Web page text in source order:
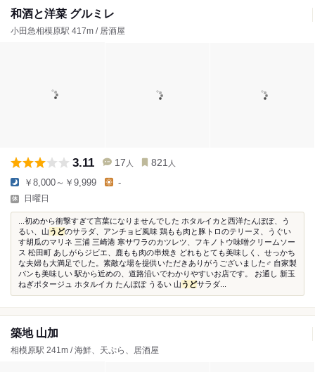
和酒と洋菜 グルミレ
小田急相模原駅 417m / 居酒屋
3.11 17 人 821 人
￥8,000～￥9,999 -
日曜日
...初めから衝撃すぎて言葉になりませんでした ホタルイカと西洋たんぽぽ、う
るい、山うどのサラダ、アンチョビ風味 鶏もも肉と豚トロのテリーヌ、うぐい
す胡瓜のマリネ 三浦 三崎港 寒サワラのカツレツ、フキノトウ味噌クリームソー
ス 松田町 あしがらジビエ、鹿もも肉の串焼き どれもとても美味しく、せっかち
な夫婦も大満足でした。素敵な場を提供いただきありがうございました‍♂️ 自家製
パンも美味しい 駅から近めの、道路沿いでわかりやすいお店です。 お通し 新玉
ねぎポタージュ ホタルイカ たんぽぽ うるい 山うどサラダ...
築地 山加
相模原駅 241m / 海鮮、天ぷら、居酒屋